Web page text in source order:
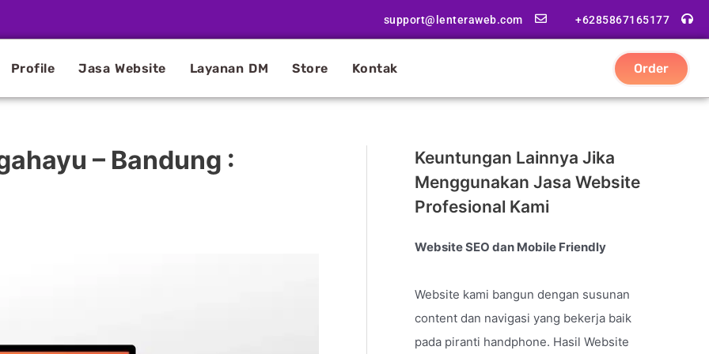
support@lenteraweb.com +6285867165177
Profile Jasa Website Layanan DM Store Kontak Order
– Bandung :
Keuntungan Lainnya Jika
Menggunakan Jasa Website
Profesional Kami
Website SEO dan Mobile Friendly
Website kami bangun dengan susunan
content dan navigasi yang bekerja baik
pada piranti handphone. Hasil Website